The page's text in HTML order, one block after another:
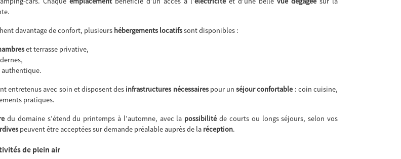
davantage de confort, plusieurs hébergements locatifssont disponibles :
et terrasse privative,
entretenus avec soin et disposent des infrastructures nécessairespour unséjour confortable : coin cuisine,
pratiques.
du domaine s’étend du printemps à l’automne, avec la possibilité de courts ou longs séjours, selon vos
peuvent être acceptées sur demande préalable auprès de la réception.
de plein air